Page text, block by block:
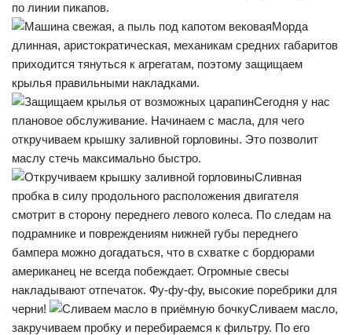
по линии пикапов.
Морда
длинная, аристократическая, механикам средних габаритов
приходится тянуться к агрегатам, поэтому защищаем
крылья правильными накладками.
Сегодня у нас
плановое обслуживание. Начинаем с масла, для чего
откручиваем крышку заливной горловины. Это позволит
маслу стечь максимально быстро.
Сливная
пробка в силу продольного расположения двигателя
смотрит в сторону переднего левого колеса. По следам на
подрамнике и повреждениям нижней губы переднего
бампера можно догадаться, что в схватке с бордюрами
американец не всегда побеждает. Огромные свесы
накладывают отпечаток. Фу-фу-фу, высокие поребрики для
черни!
Сливаем масло,
закручиваем пробку и перебираемся к фильтру. По его